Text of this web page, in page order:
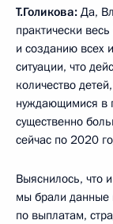
Т.Голикова: Да,
практически
и созданию всех
ситуации, что
количество
нуждающимися в
существенно
сейчас по 2020
Выяснилось, что
мы брали данные
по выплатам,